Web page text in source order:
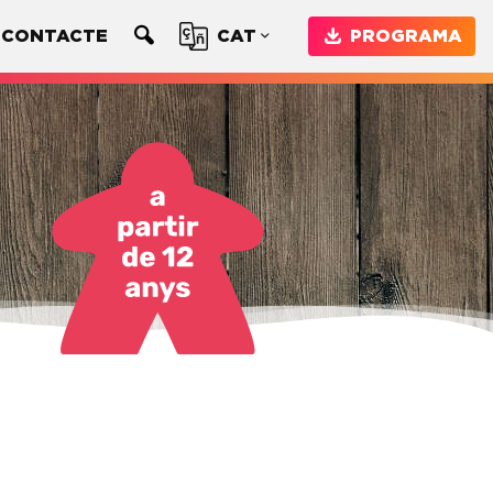
CONTACTE CAT PROGRAMA